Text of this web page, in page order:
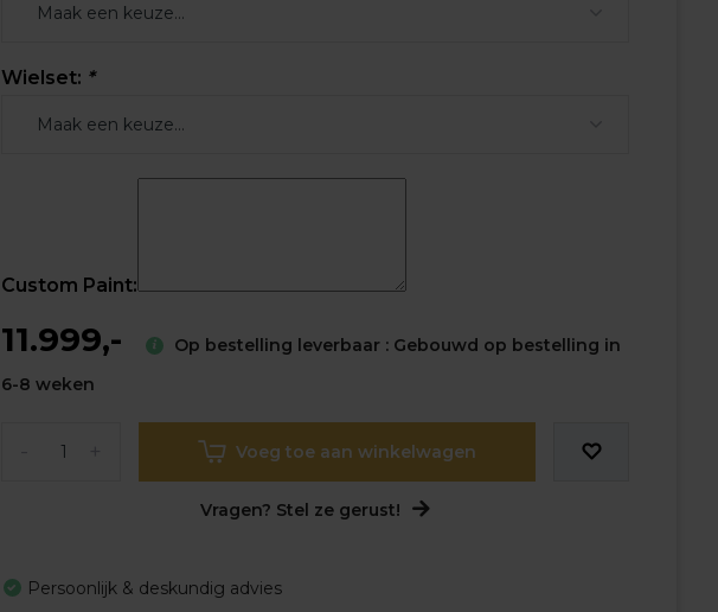
Wielset: *
Custom Paint:
11.999,-
Op bestelling leverbaar : Gebouwd op bestelling in
6-8 weken
Voeg toe aan winkelwagen
Vragen? Stel ze gerust!
Persoonlijk & deskundig advies